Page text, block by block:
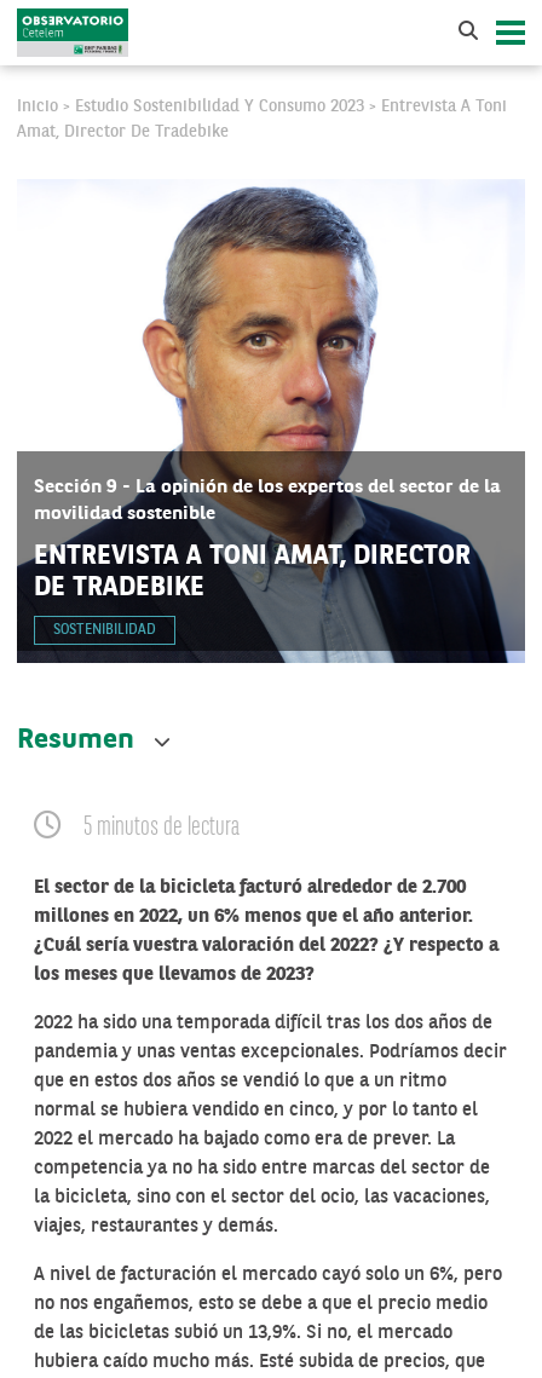
Inicio > Estudio Sostenibilidad Y Consumo 2023 >
Entrevista A Toni
Amat, Director De Tradebike
Sección 9 - La opinión de los expertos del sector de la
movilidad sostenible
ENTREVISTA A TONI AMAT, DIRECTOR
DE TRADEBIKE
SOSTENIBILIDAD
5 minutos de lectura
El sector de la bicicleta facturó alrededor de 2.700
millones en 2022, un 6% menos que el año anterior.
¿Cuál sería vuestra valoración del 2022? ¿Y respecto a
los meses que llevamos de 2023?
2022 ha sido una temporada difícil tras los dos años de
pandemia y unas ventas excepcionales. Podríamos decir
que en estos dos años se vendió lo que a un ritmo
normal se hubiera vendido en cinco, y por lo tanto el
2022 el mercado ha bajado como era de prever. La
competencia ya no ha sido entre marcas del sector de
la bicicleta, sino con el sector del ocio, las vacaciones,
viajes, restaurantes y demás.
A nivel de facturación el mercado cayó solo un 6%, pero
no nos engañemos, esto se debe a que el precio medio
de las bicicletas subió un 13,9%. Si no, el mercado
hubiera caído mucho más. Esté subida de precios, que
Resumen